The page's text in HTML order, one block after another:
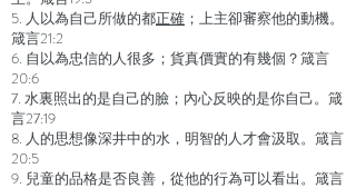
5. 人以為自己所做的都正確 ；上主卻審察他的動機。
箴言21:2
6. 自以為忠信的人很多；貨真價實的有幾個？箴言
20:6
7. 水裏照出的是自己的臉；內心反映的是你自己。箴
言27:19
8. 人的思想像深井中的水，明智的人才會汲取。箴言
20:5
9. 兒童的品格是否良善，從他的行為可以看出。箴言